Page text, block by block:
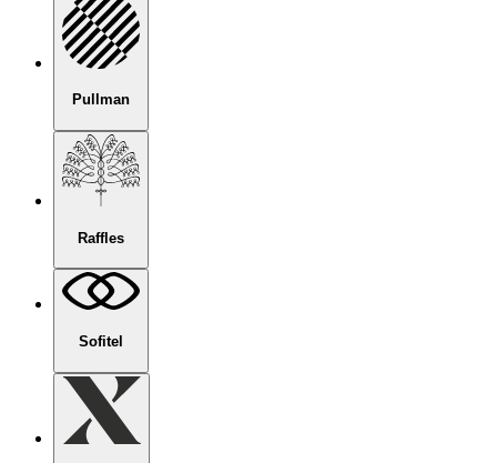
Pullman
Raffles
Sofitel